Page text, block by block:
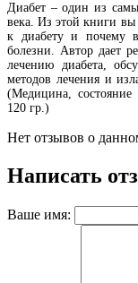
Диабет – один из
века. Из этой книги вы
к диабету и почему
болезни. Автор дает
лечению диабета,
методов лечения и
(Медицина, состояние
120 гр.)
Нет отзывов о
Написать
Ваше имя: